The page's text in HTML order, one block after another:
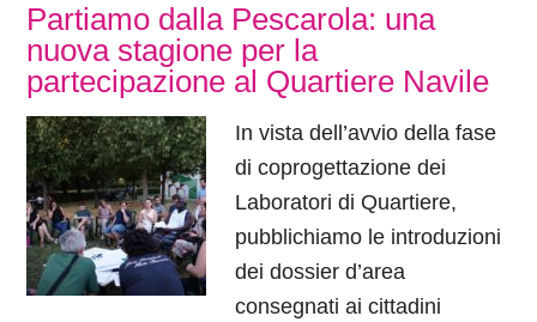
Partiamo dalla Pescarola: una
nuova stagione per la
partecipazione al Quartiere Navile
In vista dell’avvio della fase
di coprogettazione dei
Laboratori di Quartiere,
pubblichiamo le introduzioni
dei dossier d’area
consegnati ai cittadini